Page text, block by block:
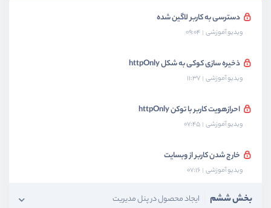
دسترسی به کاربر لاگین شده
ویدیو آموزشی 09:04
ذخیره سازی کوکی به شکل httpOnly
ویدیو آموزشی 11:37
احرازهویت کاربر با توکن httpOnly
ویدیو آموزشی 07:45
خارج شدن کاربر از وبسایت
ویدیو آموزشی 07:16
بخش ششم ایجاد محصول در پنل مدیریت